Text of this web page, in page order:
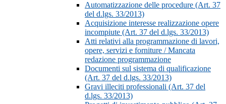
Automatizzazione delle procedure (Art. 37
del d.lgs. 33/2013)
Acquisizione interesse realizzazione opere
incompiute (Art. 37 del d.lgs. 33/2013)
Atti relativi alla programmazione di lavori,
opere, servizi e forniture / Mancata
redazione programmazione
Documenti sul sistema di qualificazione
(Art. 37 del d.lgs. 33/2013)
Gravi illeciti professionali (Art. 37 del
d.lgs. 33/2013)